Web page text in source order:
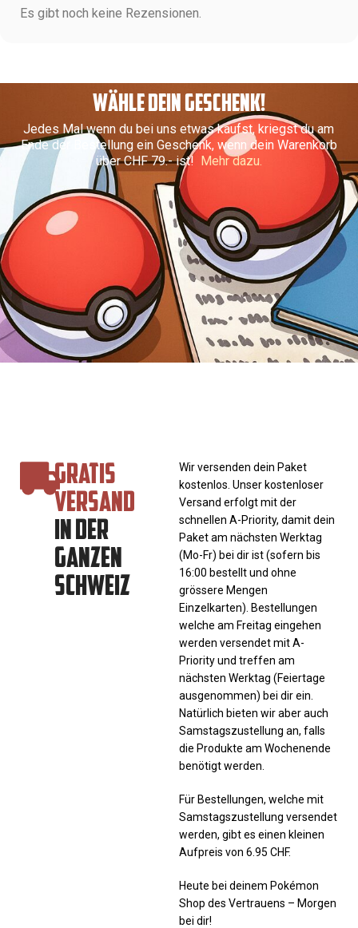
Es gibt noch keine Rezensionen.
WÄHLE DEIN GESCHENK!
Jedes Mal wenn du bei uns etwas kaufst, kriegst du am
Ende der Bestellung ein Geschenk, wenn dein Warenkorb
über CHF 79.- ist! Mehr dazu.
GRATIS
VERSAND
IN DER
GANZEN
SCHWEIZ
Wir versenden dein Paket
kostenlos. Unser kostenloser
Versand erfolgt mit der
schnellen A-Priority, damit dein
Paket am nächsten Werktag
(Mo-Fr) bei dir ist (sofern bis
16:00 bestellt und ohne
grössere Mengen
Einzelkarten). Bestellungen
welche am Freitag eingehen
werden versendet mit A-
Priority und treffen am
nächsten Werktag (Feiertage
ausgenommen) bei dir ein.
Natürlich bieten wir aber auch
Samstagszustellung an, falls
die Produkte am Wochenende
benötigt werden.
Für Bestellungen, welche mit
Samstagszustellung versendet
werden, gibt es einen kleinen
Aufpreis von 6.95 CHF.
Heute bei deinem Pokémon
Shop des Vertrauens – Morgen
bei dir!